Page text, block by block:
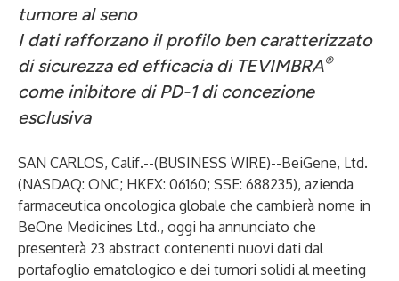
tumore al seno
I dati rafforzano il profilo ben caratterizzato
di sicurezza ed efficacia di TEVIMBRA®
come inibitore di PD-1 di concezione
esclusiva
SAN CARLOS, Calif.--(BUSINESS WIRE)--BeiGene, Ltd.
(NASDAQ: ONC; HKEX: 06160; SSE: 688235), azienda
farmaceutica oncologica globale che cambierà nome in
BeOne Medicines Ltd., oggi ha annunciato che
presenterà 23 abstract contenenti nuovi dati dal
portafoglio ematologico e dei tumori solidi al meeting